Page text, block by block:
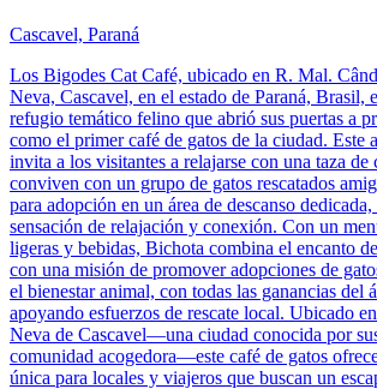
Cascavel, Paraná
Los Bigodes Cat Café, ubicado en R. Mal.
Neva, Cascavel, en el estado de Paraná, Brasil,
refugio temático felino que abrió sus puertas a
como el primer café de gatos de la ciudad. Este
invita a los visitantes a relajarse con una taza de
conviven con un grupo de gatos rescatados
para adopción en un área de descanso
sensación de relajación y conexión. Con un
ligeras y bebidas, Bichota combina el encanto
con una misión de promover adopciones de
el bienestar animal, con todas las ganancias del
apoyando esfuerzos de rescate local. Ubicado
Neva de Cascavel—una ciudad conocida por
comunidad acogedora—este café de gatos
única para locales y viajeros que buscan un